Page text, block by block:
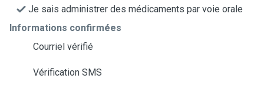
Je sais administrer des médicaments par voie orale
Informations confirmées
Courriel vérifié
Vérification SMS